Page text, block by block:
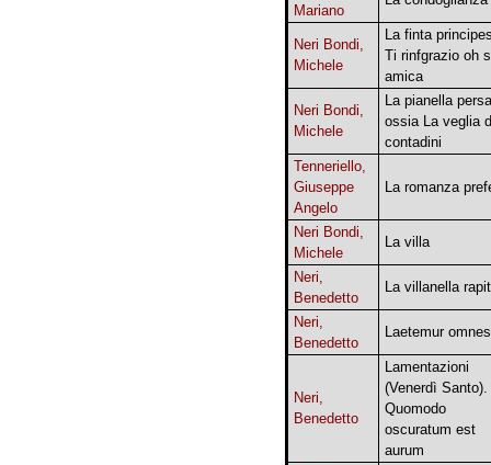
Mariano
Neri Bondi,
Michele
La finta
Ti rinfgrazio oh
amica
Neri Bondi,
Michele
La pianella persa
ossia La veglia
contadini
Tenneriello,
Giuseppe
Angelo
La romanza
Neri Bondi,
Michele
La villa
Neri,
Benedetto
La villanella
Neri,
Benedetto
Laetemur omnes
Neri,
Benedetto
Lamentazioni
(Venerdì Santo).
Quomodo
oscuratum est
aurum